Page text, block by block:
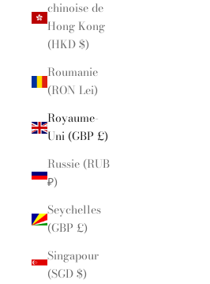
chinoise de
Hong Kong
(HKD $)
Roumanie
(RON Lei)
Royaume-
Uni (GBP £)
Russie (RUB
₽)
Seychelles
(GBP £)
Singapour
(SGD $)